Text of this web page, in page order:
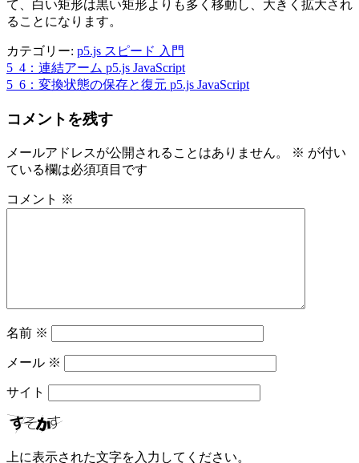
て、白い矩形は黒い矩形よりも多く移動し、大きく拡大され
ることになります。
カテゴリー: p5.js スピード 入門
投
ナ
ビ
ゲ
ー
5_4：連結アーム p5.js JavaScript
5_6：変換状態の保存と復元 p5.js JavaScript
コメントを残す
メールアドレスが公開されることはありません。 ※ が付い
ている欄は必須項目です
コメント ※
名前 ※
メール ※
サイト
上に表示された文字を入力してください。